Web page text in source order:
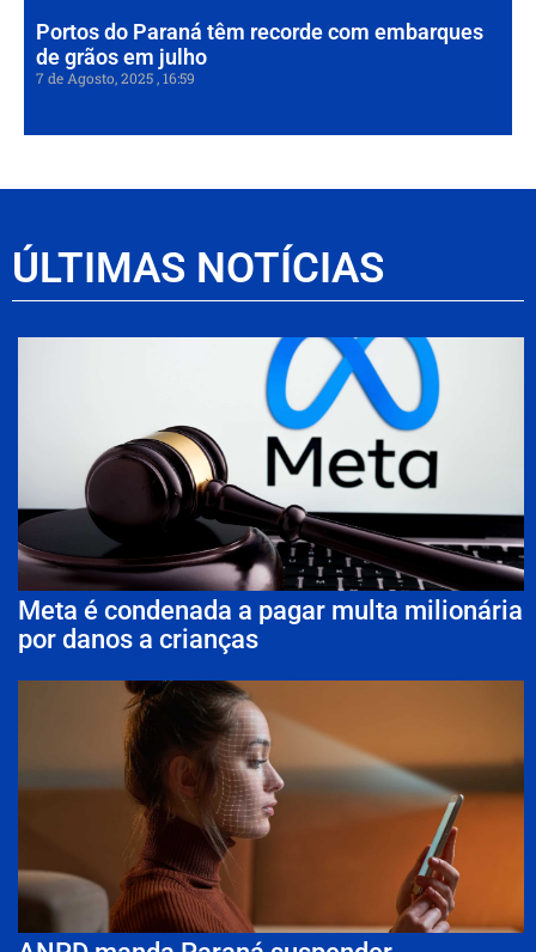
Portos do Paraná têm recorde com embarques
de grãos em julho
7 de Agosto, 2025 16:59
ÚLTIMAS NOTÍCIAS
Meta é condenada a pagar multa milionária
por danos a crianças